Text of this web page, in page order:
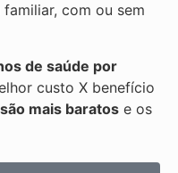
com ou sem
de saúde por
custo X benefício
mais baratos e os